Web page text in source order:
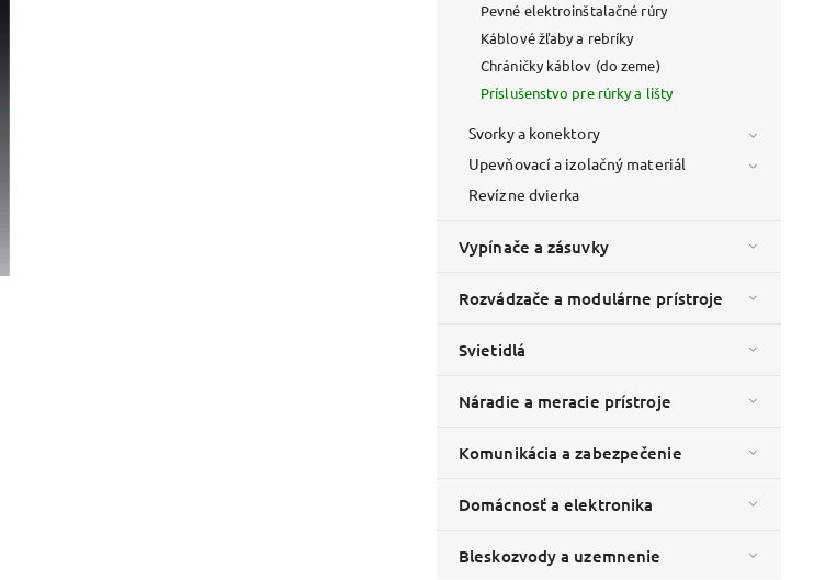
Pevné elektroinštalačné rúry
Káblové žľaby a rebríky
Chráničky káblov (do zeme)
Príslušenstvo pre rúrky a lišty
Svorky a konektory
Upevňovací a izolačný materiál
Revízne dvierka
Vypínače a zásuvky
Rozvádzače a modulárne prístroje
Svietidlá
Náradie a meracie prístroje
Komunikácia a zabezpečenie
Domácnosť a elektronika
Bleskozvody a uzemnenie